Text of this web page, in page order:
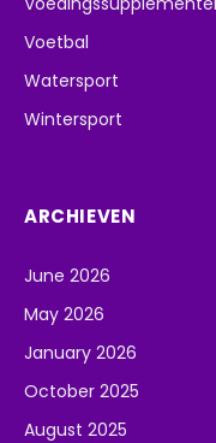
Voetbal
Watersport
Wintersport
ARCHIEVEN
June 2026
May 2026
January 2026
October 2025
August 2025